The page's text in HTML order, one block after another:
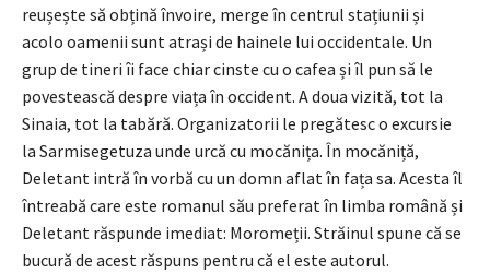
reușește să obțină învoire, merge în centrul stațiunii și
acolo oamenii sunt atrași de hainele lui occidentale. Un
grup de tineri îi face chiar cinste cu o cafea și îl pun să le
povestească despre viața în occident. A doua vizită, tot la
Sinaia, tot la tabără. Organizatorii le pregătesc o excursie
la Sarmisegetuza unde urcă cu mocănița. În mocăniță,
Deletant intră în vorbă cu un domn aflat în fața sa. Acesta îl
întreabă care este romanul său preferat în limba română și
Deletant răspunde imediat: Moromeții. Străinul spune că se
bucură de acest răspuns pentru că el este autorul.